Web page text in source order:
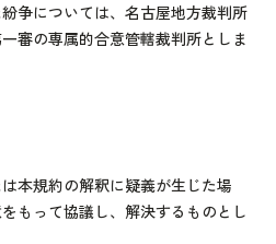
争については、名古屋地方裁判所
審の専属的合意管轄裁判所としま
本規約の解釈に疑義が生じた場
もって協議し、解決するものとし